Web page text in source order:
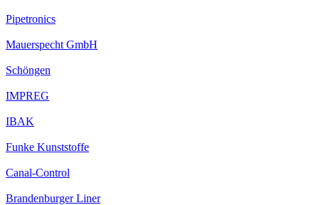
Pipetronics
Mauerspecht GmbH
Schöngen
IMPREG
IBAK
Funke Kunststoffe
Canal-Control
Brandenburger Liner